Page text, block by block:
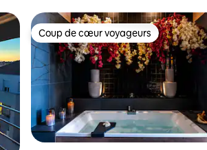
Coup de cœur voyageurs
Coup de cœur voyageurs